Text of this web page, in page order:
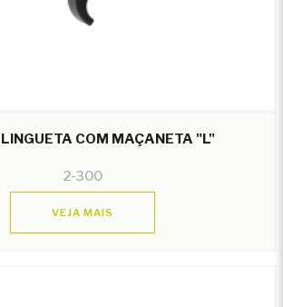
COM MAÇANETA "L"
2-300
VEJA MAIS